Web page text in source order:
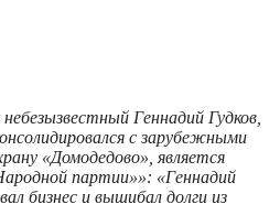
Геннадий Гудков,
с зарубежными
«Домодедово», является
партии»»: «Геннадий
бизнес и вышибал долги из